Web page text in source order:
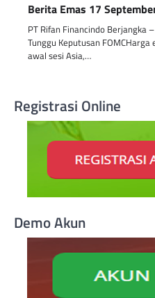
Berita Emas 17
PT Rifan Financindo Berjangka
Tunggu Keputusan
awal sesi Asia,…
Registrasi Online
Demo Akun